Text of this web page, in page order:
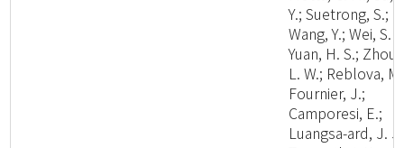
Y.; Suetrong, S.;
Wang, Y.; Wei, S.
Yuan, H. S.; Zhou,
L. W.; Reblova,
Fournier, J.;
Camporesi, E.;
Luangsa-ard, J.